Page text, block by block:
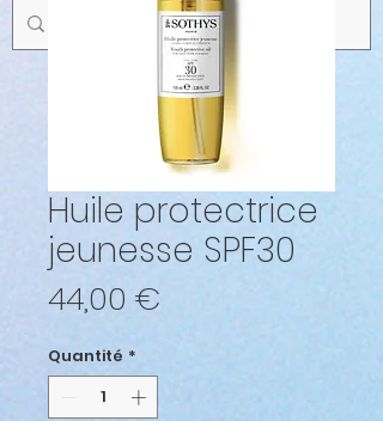
Huile protectrice
jeunesse SPF30
44,00 €
Quantité *